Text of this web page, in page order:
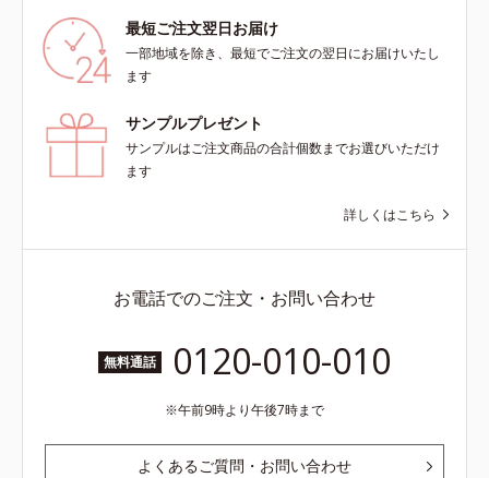
最短ご注文翌日お届け
一部地域を除き、最短でご注文の翌日にお届けいたし
ます
サンプルプレゼント
サンプルはご注文商品の合計個数までお選びいただけ
ます
詳しくはこちら
お電話でのご注文・お問い合わせ
無料通話 0120-010-010
午前9時より午後7時まで
よくあるご質問・お問い合わせ